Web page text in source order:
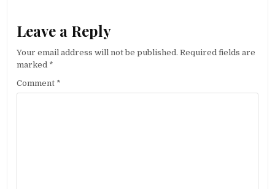
Leave a Reply
Your email address will not be published. Required fields are
marked *
Comment *